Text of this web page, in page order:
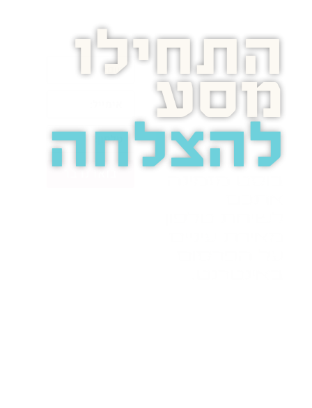
התחילו
מסע
להצלחה
בואו נדבר